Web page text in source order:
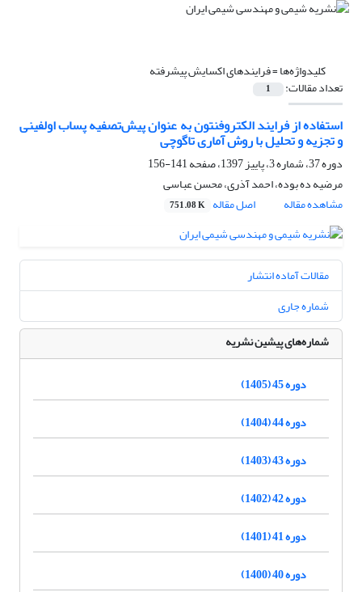
کلیدواژه‌ها =فرایندهای اکسایش پیشرفته
تعداد مقالات: 1
استفاده از فرایند الکتروفنتون به عنوان پیش‌تصفیه پساب اولفینی
و تجزیه و تحلیل با روش آماری تاگوچی
دوره 37، شماره 3، پاییز 1397، صفحه
141-156
مرضیه ده بوده، احمد آذری، محسن عباسی
مشاهده مقاله
اصل مقاله 751.08 K
مقالات آماده انتشار
شماره جاری
شماره‌های پیشین نشریه
دوره 45 (1405)
دوره 44 (1404)
دوره 43 (1403)
دوره 42 (1402)
دوره 41 (1401)
دوره 40 (1400)